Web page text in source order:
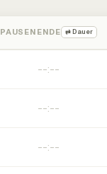
PAUSENENDE ⇄ Dauer